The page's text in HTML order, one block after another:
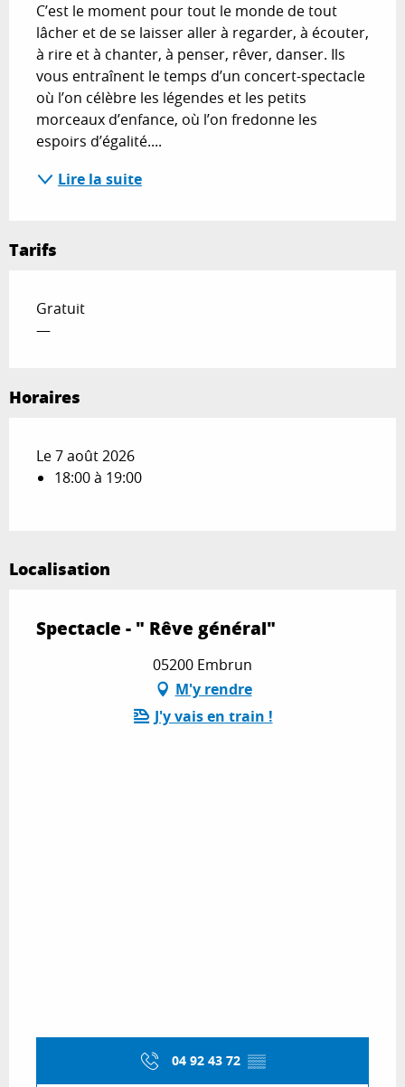
C’est le moment pour tout le monde de tout
lâcher et de se laisser aller à regarder, à écouter,
à rire et à chanter, à penser, rêver, danser. Ils
vous entraînent le temps d’un concert-spectacle
où l’on célèbre les légendes et les petits
morceaux d’enfance, où l’on fredonne les
espoirs d’égalité....
Lire la suite
Tarifs
Gratuit
—
Horaires
Le 7 août 2026
18:00 à 19:00
Localisation
Spectacle - " Rêve général"
05200 Embrun
M'y rendre
J'y vais en train !
04 92 43 72 ▒▒